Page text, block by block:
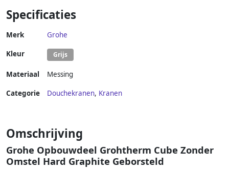
Specificaties
Merk Grohe
Kleur Grijs
Materiaal Messing
Categorie Douchekranen, Kranen
Omschrijving
Grohe Opbouwdeel Grohtherm Cube Zonder
Omstel Hard Graphite Geborsteld